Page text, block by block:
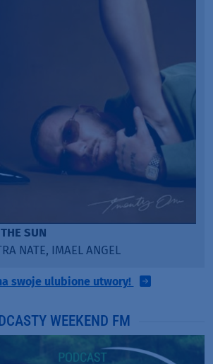
LOVERS (SAVE ME)
& CHIEF KEEF
swoje ulubione utwory!
WEEKEND FM